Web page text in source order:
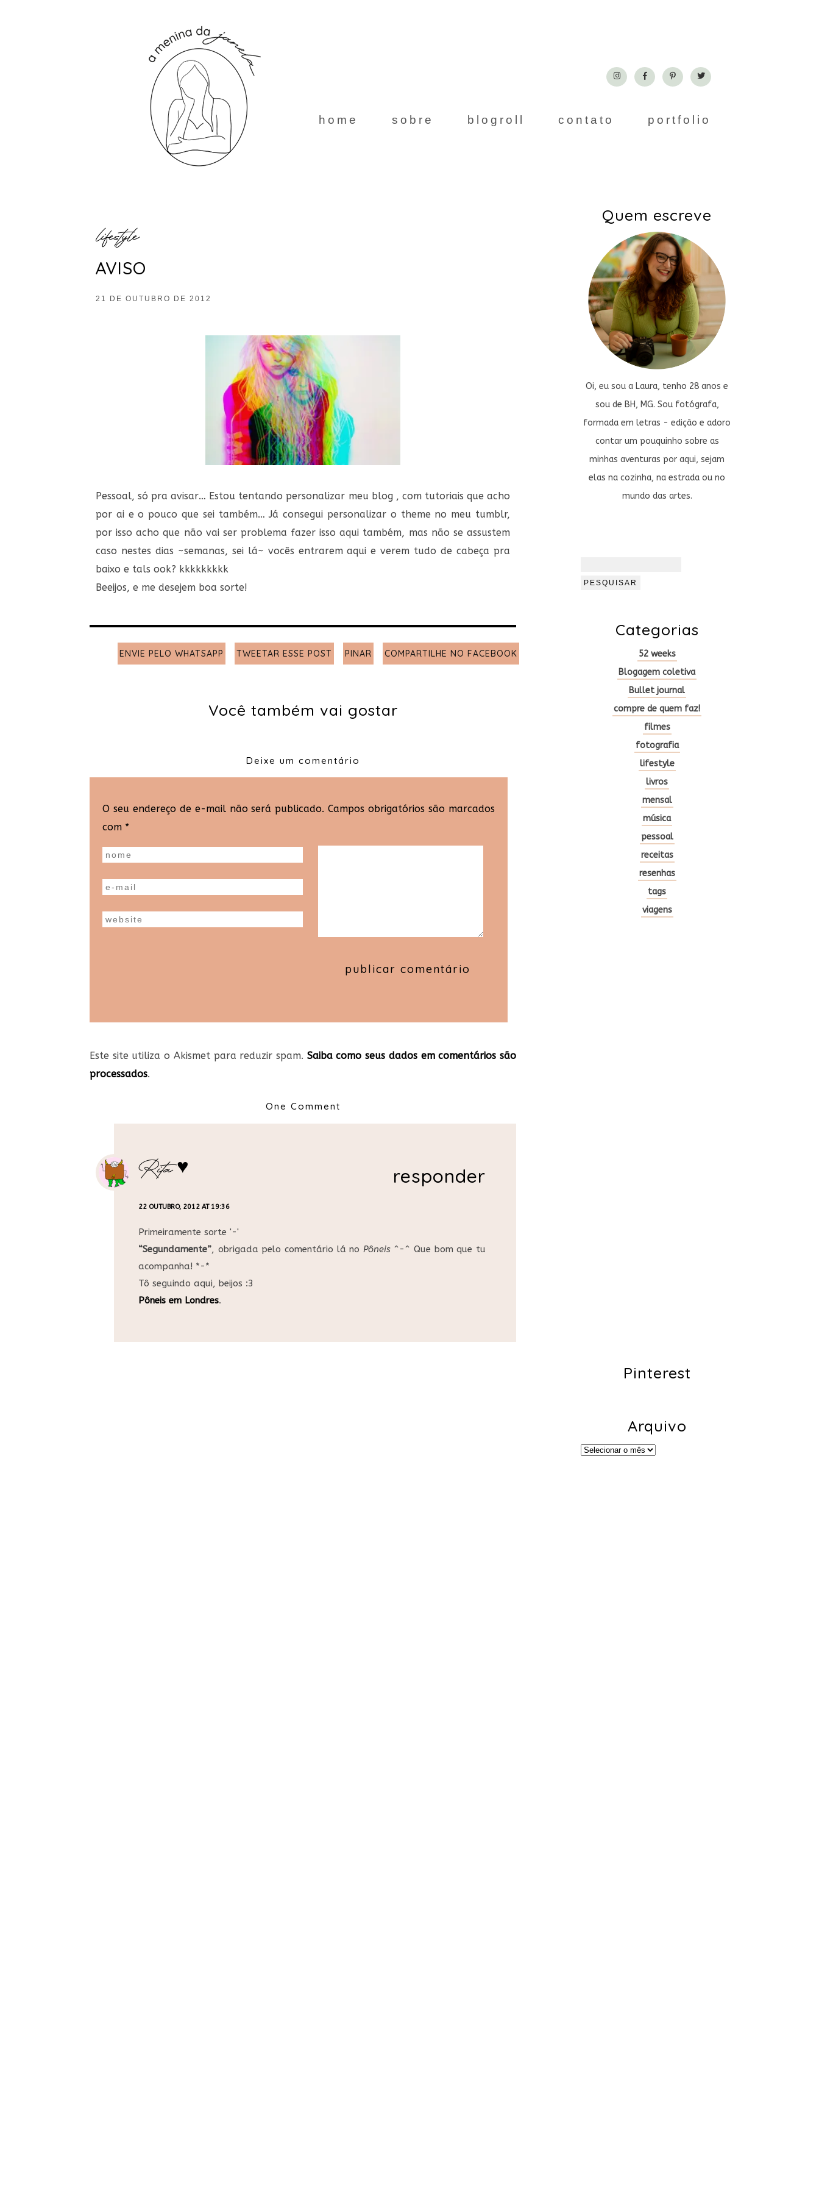
home sobre blogroll contato portfolio
lifestyle
AVISO
21 DE OUTUBRO DE 2012
Pessoal, só pra avisar… Estou tentando personalizar meu blog , com tutoriais que acho
por ai e o pouco que sei também… Já consegui personalizar o theme no meu tumblr,
por isso acho que não vai ser problema fazer isso aqui também, mas não se assustem
caso nestes dias ~semanas, sei lá~ vocês entrarem aqui e verem tudo de cabeça pra
baixo e tals ook? kkkkkkkkk
Beeijos, e me desejem boa sorte!
ENVIE PELO WHATSAPP TWEETAR ESSE POST PINAR COMPARTILHE NO FACEBOOK
Você também vai gostar
Deixe um comentário
O seu endereço de e-mail não será publicado. Campos obrigatórios são marcados
com *
Este site utiliza o Akismet para reduzir spam. Saiba como seus dados em comentários são
processados.
One Comment
Rita ♥
22 OUTUBRO, 2012 AT 19:36
responder
Primeiramente sorte '-'
“Segundamente”, obrigada pelo comentário lá no Pôneis^-^ Que bom que tu
acompanha! *-*
Tô seguindo aqui, beijos :3
Pôneis em Londres.
Quem escreve
Oi, eu sou a Laura, tenho 28 anos e
sou de BH, MG. Sou fotógrafa,
formada em letras - edição e adoro
contar um pouquinho sobre as
minhas aventuras por aqui, sejam
elas na cozinha, na estrada ou no
mundo das artes.
por:
Categorias
52 weeks
Blogagem coletiva
Bullet journal
compre de quem faz!
filmes
fotografia
lifestyle
livros
mensal
música
pessoal
receitas
resenhas
tags
viagens
Pinterest
Arquivo
Arquivo